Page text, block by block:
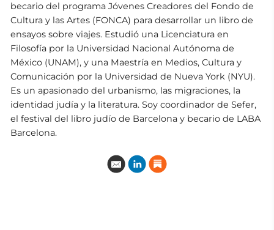
becario del programa Jóvenes Creadores del Fondo de
Cultura y las Artes (FONCA) para desarrollar un libro de
ensayos sobre viajes. Estudió una Licenciatura en
Filosofía por la Universidad Nacional Autónoma de
México (UNAM), y una Maestría en Medios, Cultura y
Comunicación por la Universidad de Nueva York (NYU).
Es un apasionado del urbanismo, las migraciones, la
identidad judía y la literatura. Soy coordinador de Sefer,
el festival del libro judío de Barcelona y becario de LABA
Barcelona.